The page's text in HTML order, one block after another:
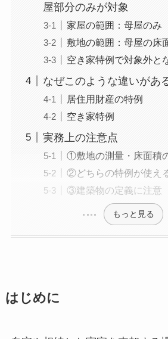
屋部分のみが対象
家屋の範囲：母屋のみ
敷地の範囲：母屋の床
空き家特例で対象外と
なぜこのような違いがあ
居住用財産の特例
空き家特例
実務上の注意点
①敷地の測量・床面積
②どちらの特例が使え
③建築物の定義に注意
もっと見る
はじめに